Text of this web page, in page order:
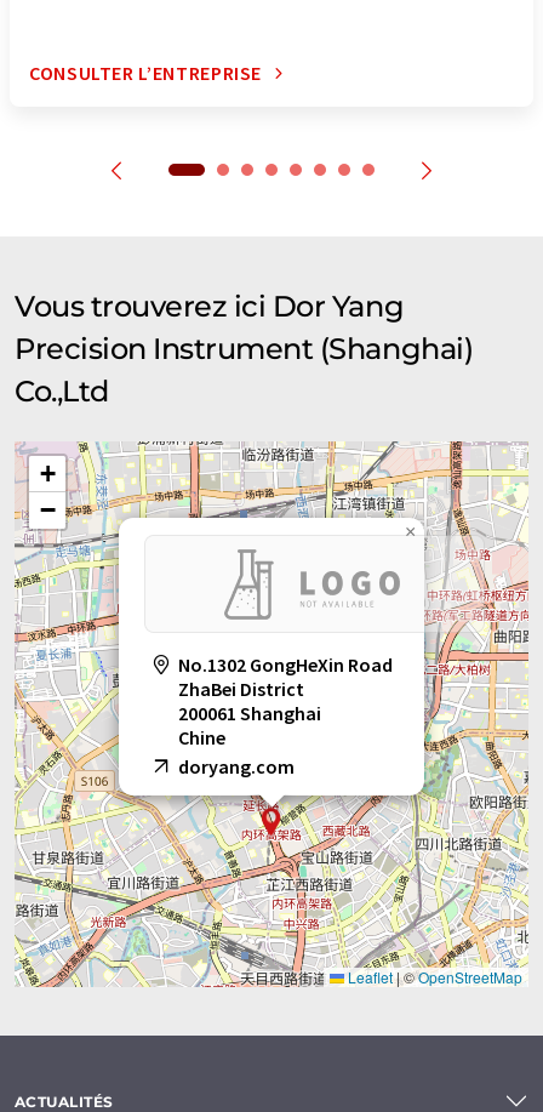
CONSULTER L’ENTREPRISE
Vous trouverez ici Dor Yang
Precision Instrument (Shanghai)
Co.,Ltd
No.1302 GongHeXin Road
ZhaBei District
200061 Shanghai
Chine
doryang.com
×
+
−
Leaflet|©OpenStreetMap
ACTUALITÉS